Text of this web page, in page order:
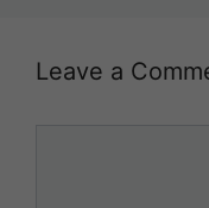
Leave a